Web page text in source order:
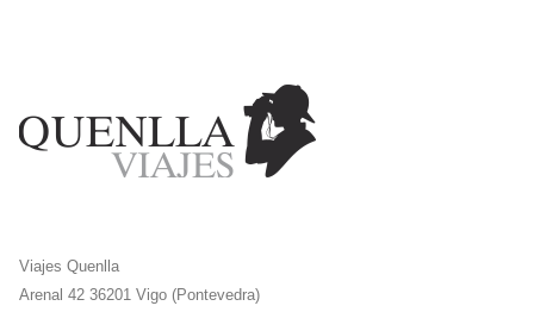
Viajes Quenlla
Arenal 42 36201 Vigo (Pontevedra)